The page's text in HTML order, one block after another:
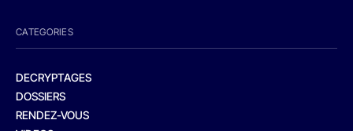
CATEGORIES
DECRYPTAGES
DOSSIERS
RENDEZ-VOUS